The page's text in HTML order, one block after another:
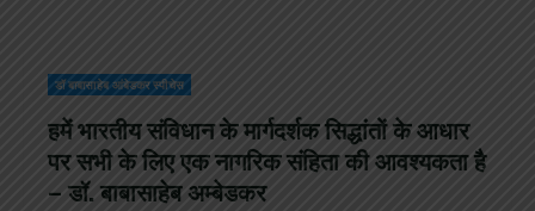
डॉ बाबासाहेब आंबेडकर स्पीचेस
हमें भारतीय संविधान के मार्गदर्शक सिद्धांतों के आधार
पर सभी के लिए एक नागरिक संहिता की आवश्यकता है
– डॉ. बाबासाहेब अम्बेडकर